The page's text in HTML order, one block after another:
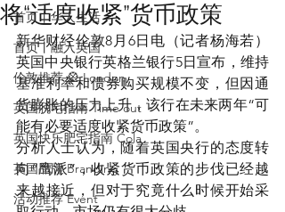
首页丨华人生活
首页丨融入英国
伦敦推荐 🎡 London
英国脱宅指南 Time out
英国快乐肥宅指南 Cola
英国品牌 Branding
活动推荐 Event
将“适度收紧”货币政策
新华财经伦敦8月6日电（记者杨海若）
英国中央银行英格兰银行5日宣布，维持
基准利率和债券购买规模不变，但因通
货膨胀的压力上升，该行在未来两年“可
能有必要适度收紧货币政策”。
分析人士认为，随着英国央行的态度转
向“鹰派”，收紧货币政策的步伐已经越
来越接近，但对于究竟什么时候开始采